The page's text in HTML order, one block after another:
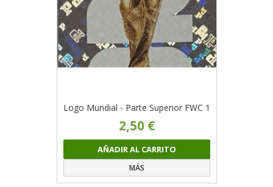
Logo Mundial - Parte Superior FWC 1
2,50 €
AÑADIR AL CARRITO
MÁS